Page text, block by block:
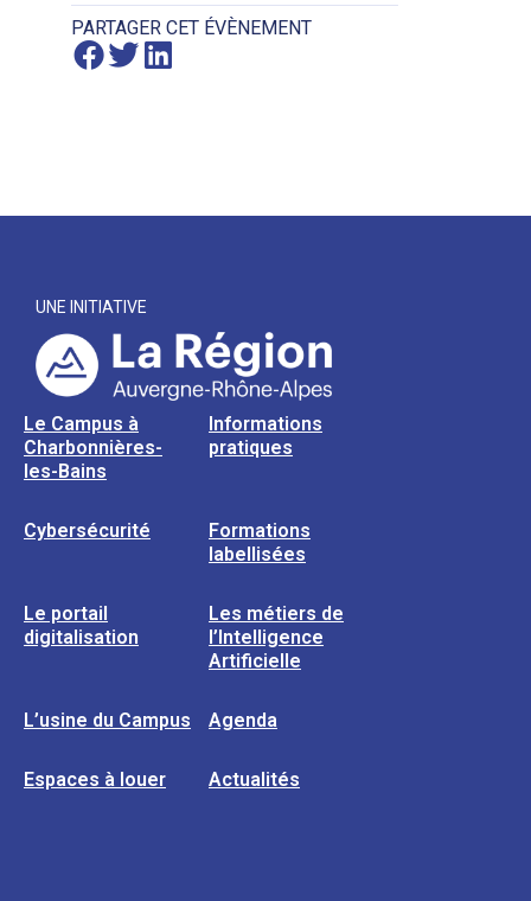
PARTAGER CET ÉVÈNEMENT
UNE INITIATIVE
Le Campus à
Charbonnières-
les-Bains
Informations
pratiques
Cybersécurité
Formations
labellisées
Le portail
digitalisation
Les métiers de
l’Intelligence
Artificielle
L’usine du Campus Agenda
Espaces à louer Actualités